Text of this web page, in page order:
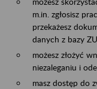
m.in. zgłosisz
przekażesz
danych z bazy
możesz złożyć
niezaleganiu i
masz dostęp do